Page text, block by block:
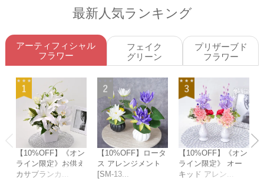
最新人気ランキング
アーティフィシャル
フラワー
フェイク
グリーン
プリザーブド
フラワー
【10%OFF】《オン
ライン限定》お供え
カサブランカ...
【10%OFF】ロータ
ス アレンジメント
[SM-13...
【10%OFF】《オン
ライン限定》 オー
キッド アレン...